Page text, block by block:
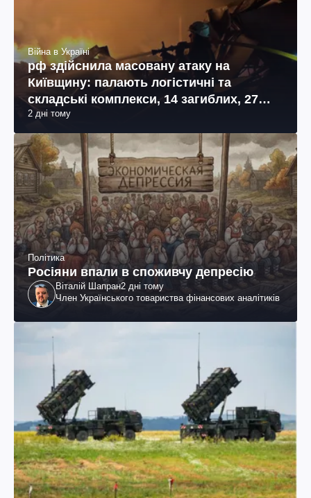
Війна в Україні
рф здійснила масовану атаку на
Київщину: палають логістичні та
складські комплекси, 14 загиблих, 27
поранених (фото, відео)
2 дні тому
Політика
Росіяни впали в споживчу депресію
Віталій Шапран2 дні тому
Член Українського товариства фінансових аналітиків